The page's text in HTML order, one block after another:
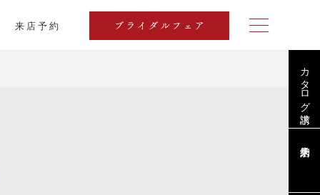
来店予約 ブライダルフェア
カタログ請求